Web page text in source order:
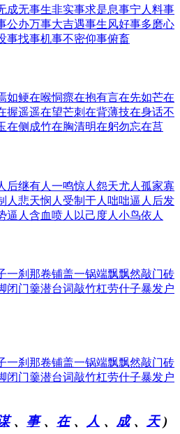
成无事生非实事求是息事宁人 料事
公办万事大吉遇事生风好事多磨心
事找事机事不密仰事俯畜
如鲠在喉恫瘝在抱有言在先如芒在
握遥遥在望芒刺在背薄技在身话不
在侧 成竹在胸清明在躬勿忘在莒
后继有人 一鸣惊人 怨天尤人 孤家寡
人 悲天悯人 受制于人 咄咄逼人 后发
逼人 含血喷人 以己度人 小鸟依人
一刹那卷铺盖一锅端飘飘然敲门砖
闭门羹潜台词敲竹杠劳什子暴发户
一刹那卷铺盖一锅端飘飘然敲门砖
闭门羹潜台词敲竹杠劳什子暴发户
、 事、 在、 人 、 成、 天)